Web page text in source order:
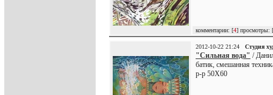
комментарии: [4] просмотры: [
2012-10-22 21:24 Студия
"Сильная вода" /
батик, смешанная
р-р 50Х60